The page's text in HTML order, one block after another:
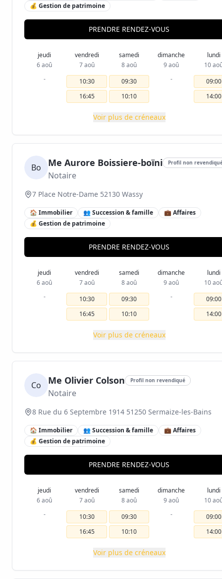
💰 Gestion de patrimoine
PRENDRE RENDEZ-VOUS
jeudi
6 aoû
-
vendredi
7 aoû
10:30
16:45
samedi
8 aoû
09:30
10:10
dimanche
9 aoû
-
lundi
10
09:00
14:00
Voir plus de créneaux
Bo Me Aurore Boissiere-boïni Profil non
Notaire
7 Place Notre-Dame 52130 Wassy
🏠 Immobilier 👥 Succession & famille
💼 Affaires
💰 Gestion de patrimoine
PRENDRE RENDEZ-VOUS
jeudi
6 aoû
-
vendredi
7 aoû
10:30
16:45
samedi
8 aoû
09:30
10:10
dimanche
9 aoû
-
lundi
10
09:00
14:00
Voir plus de créneaux
Co Me Olivier Colson Profil non revendiqué
Notaire
8 Rue du 6 Septembre 1914 51250 Sermaize-les-Bains
🏠 Immobilier 👥 Succession & famille
💼 Affaires
💰 Gestion de patrimoine
PRENDRE RENDEZ-VOUS
jeudi
6 aoû
-
vendredi
7 aoû
10:30
16:45
samedi
8 aoû
09:30
10:10
dimanche
9 aoû
-
lundi
10
09:00
14:00
Voir plus de créneaux